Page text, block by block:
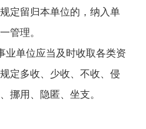
定留归本单位的，纳入单
管理。
单位应当及时收取各类资
定多收、少收、不收、侵
挪用、隐匿、坐支。